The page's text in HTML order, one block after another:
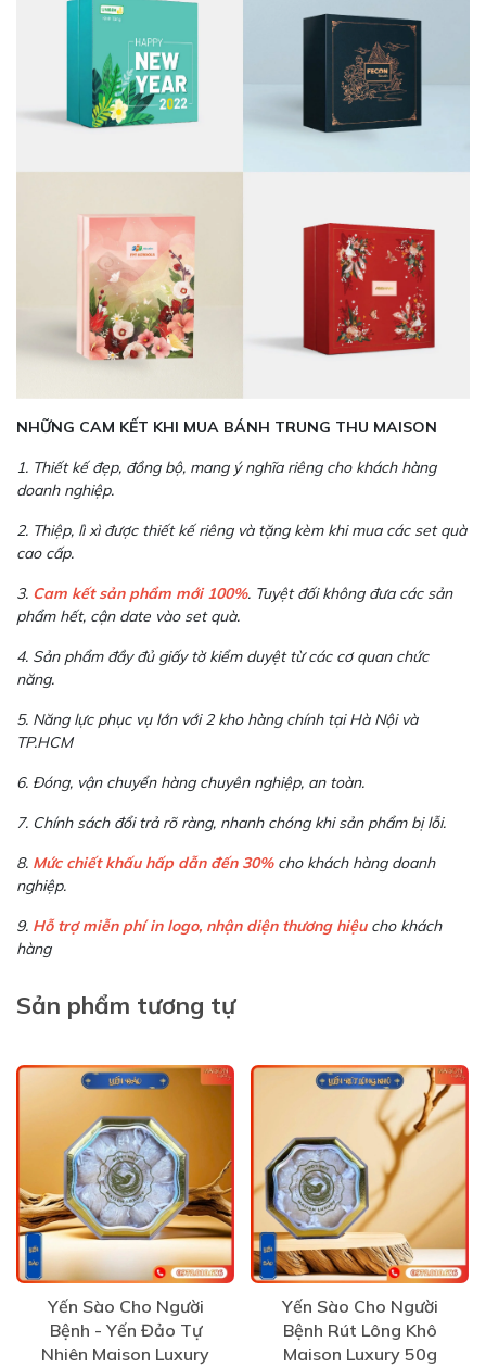
NHỮNG CAM KẾT KHI MUA BÁNH TRUNG THU MAISON
1. Thiết kế đẹp, đồng bộ, mang ý nghĩa riêng cho khách hàng
doanh nghiệp.
2. Thiệp, lì xì được thiết kế riêng và tặng kèm khi mua các set quà
cao cấp.
3. Cam kết sản phẩm mới 100%. Tuyệt đối không đưa các sản
phẩm hết, cận date vào set quà.
4. Sản phẩm đầy đủ giấy tờ kiểm duyệt từ các cơ quan chức
năng.
5. Năng lực phục vụ lớn với 2 kho hàng chính tại Hà Nội và
TP.HCM
6. Đóng, vận chuyển hàng chuyên nghiệp, an toàn.
7. Chính sách đổi trả rõ ràng, nhanh chóng khi sản phẩm bị lỗi.
8. Mức chiết khấu hấp dẫn đến 30%cho khách hàng doanh
nghiệp.
9. Hỗ trợ miễn phí in logo, nhận diện thương hiệucho khách
hàng
Sản phẩm tương tự
Yến Sào Cho Người
Bệnh - Yến Đảo Tự
Nhiên Maison Luxury
Yến Sào Cho Người
Bệnh Rút Lông Khô
Maison Luxury 50g